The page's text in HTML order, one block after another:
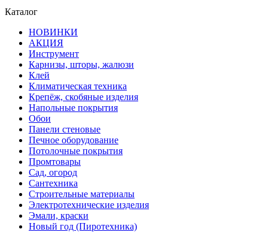
Каталог
НОВИНКИ
АКЦИЯ
Инструмент
Карнизы, шторы, жалюзи
Клей
Климатическая техника
Крепёж, скобяные изделия
Напольные покрытия
Обои
Панели стеновые
Печное оборудование
Потолочные покрытия
Промтовары
Сад, огород
Сантехника
Строительные материалы
Электротехнические изделия
Эмали, краски
Новый год (Пиротехника)